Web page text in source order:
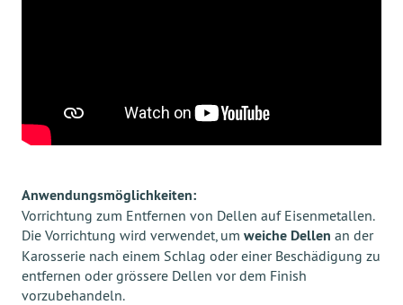
Anwendungsmöglichkeiten:
Vorrichtung zum Entfernen von Dellen auf Eisenmetallen.
Die Vorrichtung wird verwendet, um weiche Dellen an der
Karosserie nach einem Schlag oder einer Beschädigung zu
entfernen oder grössere Dellen vor dem Finish
vorzubehandeln.